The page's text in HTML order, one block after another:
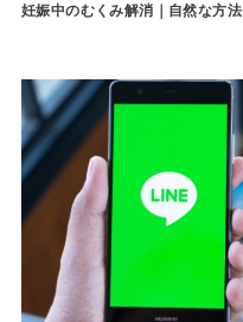
妊娠中のむくみ解消｜自然な方法